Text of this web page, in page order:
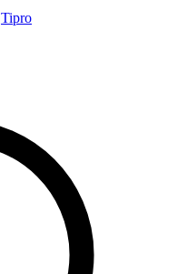
Tipro